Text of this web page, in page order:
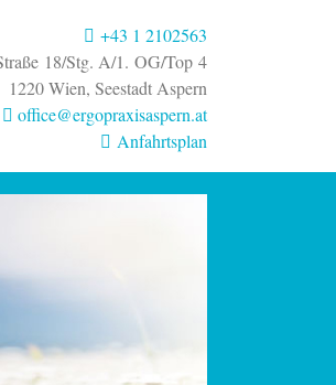
+43 1 2102563
18/Stg. A/1. OG/Top 4
1220 Wien, Seestadt Aspern
office@ergopraxisaspern.at
Anfahrtsplan